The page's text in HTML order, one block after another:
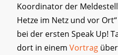
Koordinator der
Hetze im Netz und vor
bei der ersten Speak Up!
dort in einem Vortrag